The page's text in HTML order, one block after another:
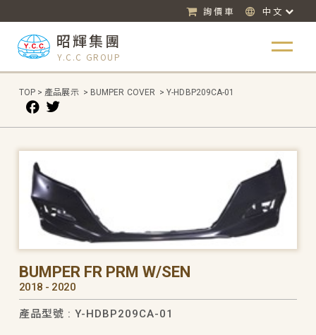
詢價車 中文
昭輝集團
Y.C.C GROUP
TOP > 產品展示 > BUMPER COVER > Y-HDBP209CA-01
BUMPER FR PRM W/SEN
2018 - 2020
產品型號 : Y-HDBP209CA-01